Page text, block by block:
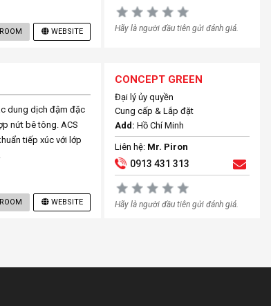
WEBSITE Hãy là người đầu tiên gửi đánh giá.
dung dịch đậm đặc
nứt bê tông. ACS
tiếp xúc với lớp
WEBSITE
CONCEPT GREEN
Đại lý ủy quyền
Cung cấp & Lắp đặt
Add: Hồ Chí Minh
Liên hệ: Mr. Piron
0913 431 313
Hãy là người đầu tiên gửi đánh giá.